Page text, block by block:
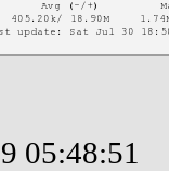
05:48:51